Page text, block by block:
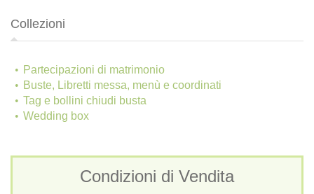
Collezioni
Partecipazioni di matrimonio
Buste, Libretti messa, menù e coordinati
Tag e bollini chiudi busta
Wedding box
Condizioni di Vendita